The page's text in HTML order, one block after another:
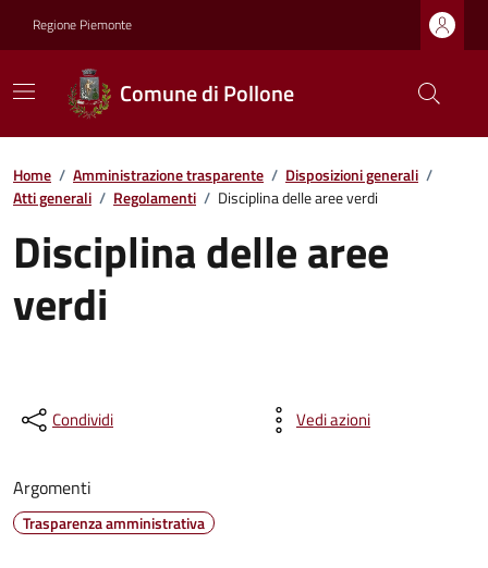
Regione Piemonte
Comune di Pollone
Home / Amministrazione trasparente / Disposizioni generali /
Atti generali / Regolamenti / Disciplina delle aree verdi
Disciplina delle aree
verdi
Condividi Vedi azioni
Argomenti
Trasparenza amministrativa